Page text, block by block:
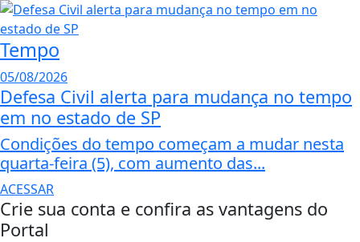
Tempo
05/08/2026
Defesa Civil alerta para mudança no tempo
em no estado de SP
Condições do tempo começam a mudar nesta
quarta-feira (5), com aumento das...
ACESSAR
Crie sua conta e confira as vantagens do
Portal